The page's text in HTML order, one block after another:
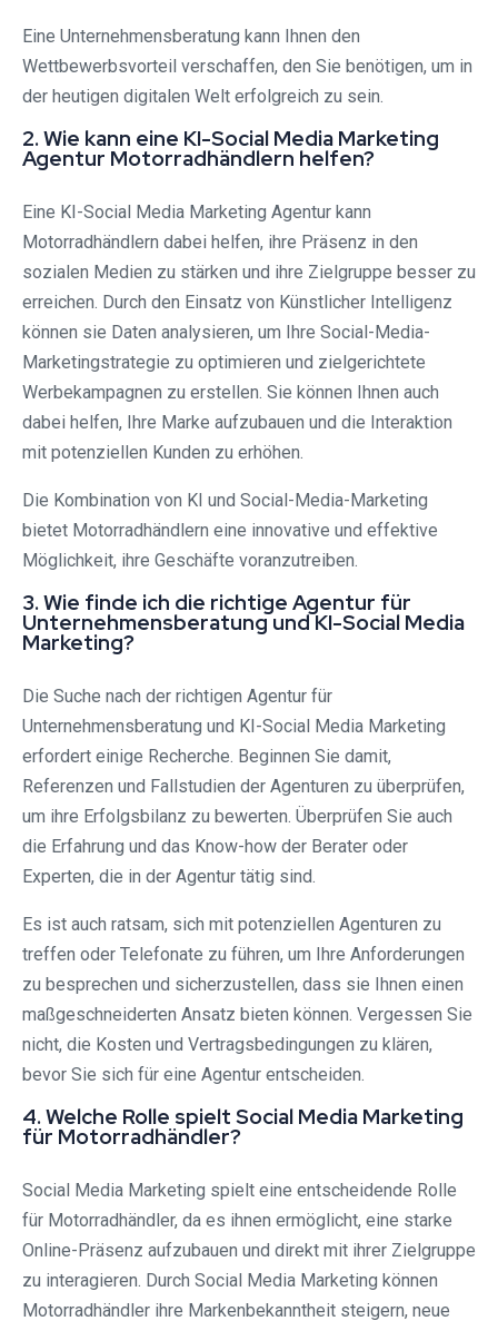
Eine Unternehmensberatung kann Ihnen den
Wettbewerbsvorteil verschaffen, den Sie benötigen, um in
der heutigen digitalen Welt erfolgreich zu sein.
2. Wie kann eine KI-Social Media Marketing
Agentur Motorradhändlern helfen?
Eine KI-Social Media Marketing Agentur kann
Motorradhändlern dabei helfen, ihre Präsenz in den
sozialen Medien zu stärken und ihre Zielgruppe besser zu
erreichen. Durch den Einsatz von Künstlicher Intelligenz
können sie Daten analysieren, um Ihre Social-Media-
Marketingstrategie zu optimieren und zielgerichtete
Werbekampagnen zu erstellen. Sie können Ihnen auch
dabei helfen, Ihre Marke aufzubauen und die Interaktion
mit potenziellen Kunden zu erhöhen.
Die Kombination von KI und Social-Media-Marketing
bietet Motorradhändlern eine innovative und effektive
Möglichkeit, ihre Geschäfte voranzutreiben.
3. Wie finde ich die richtige Agentur für
Unternehmensberatung und KI-Social Media
Marketing?
Die Suche nach der richtigen Agentur für
Unternehmensberatung und KI-Social Media Marketing
erfordert einige Recherche. Beginnen Sie damit,
Referenzen und Fallstudien der Agenturen zu überprüfen,
um ihre Erfolgsbilanz zu bewerten. Überprüfen Sie auch
die Erfahrung und das Know-how der Berater oder
Experten, die in der Agentur tätig sind.
Es ist auch ratsam, sich mit potenziellen Agenturen zu
treffen oder Telefonate zu führen, um Ihre Anforderungen
zu besprechen und sicherzustellen, dass sie Ihnen einen
maßgeschneiderten Ansatz bieten können. Vergessen Sie
nicht, die Kosten und Vertragsbedingungen zu klären,
bevor Sie sich für eine Agentur entscheiden.
4. Welche Rolle spielt Social Media Marketing
für Motorradhändler?
Social Media Marketing spielt eine entscheidende Rolle
für Motorradhändler, da es ihnen ermöglicht, eine starke
Online-Präsenz aufzubauen und direkt mit ihrer Zielgruppe
zu interagieren. Durch Social Media Marketing können
Motorradhändler ihre Markenbekanntheit steigern, neue